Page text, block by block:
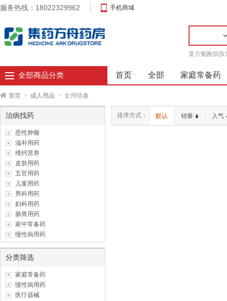
服务热线：18022329962 手机商城
复方氨酚烷胺
全部商品分类 首页 全部 家庭常备药
首页 > 成人用品 > 女用情趣
治病找药
恶性肿瘤
滋补用药
维钙营养
皮肤用药
五官用药
儿童用药
男科用药
妇科用药
肠胃用药
家中常备药
慢性病用药
分类筛选
家庭常备药
慢性病用药
医疗器械
排序方式： 默认 销量 人气